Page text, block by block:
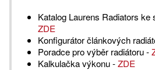
Katalog Laurens Radiators
ZDE
Konfigurátor článkových
Poradce pro výběr radiátoru -
Kalkulačka výkonu -ZDE